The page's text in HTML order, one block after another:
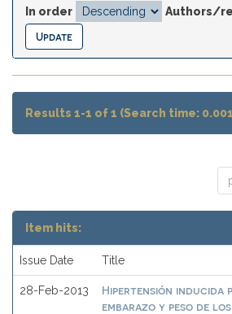
In order
Authors/
Results 1-1 of 1 (Search time:
Item hits:
Issue Date Title
28-Feb-2013
Hipertensión inducida
embarazo y peso de los